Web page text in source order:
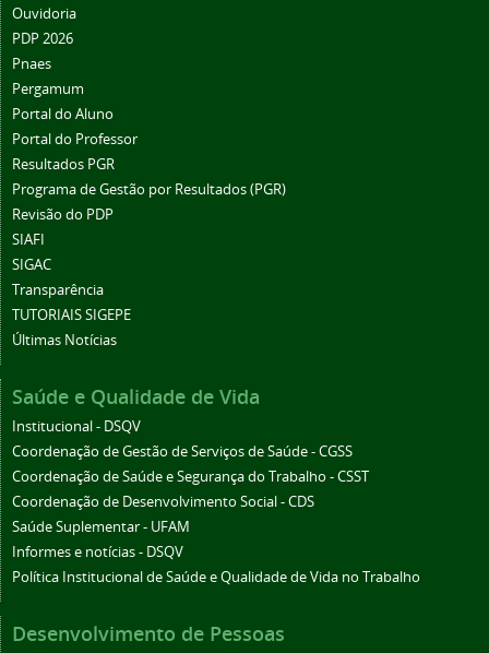
Ouvidoria
PDP 2026
Pnaes
Pergamum
Portal do Aluno
Portal do Professor
Resultados PGR
Programa de Gestão por Resultados (PGR)
Revisão do PDP
SIAFI
SIGAC
Transparência
TUTORIAIS SIGEPE
Últimas Notícias
Saúde e Qualidade de Vida
Institucional - DSQV
Coordenação de Gestão de Serviços de Saúde - CGSS
Coordenação de Saúde e Segurança do Trabalho - CSST
Coordenação de Desenvolvimento Social - CDS
Saúde Suplementar - UFAM
Informes e notícias - DSQV
Política Institucional de Saúde e Qualidade de Vida no Trabalho
Desenvolvimento de Pessoas